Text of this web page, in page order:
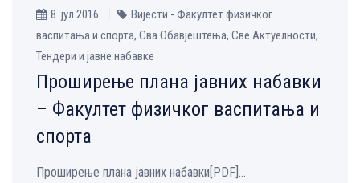
8. јул 2016.
Вијести - Факултет физичког
васпитања и спорта, Сва Обавјештења, Све Aктуелности,
Тендери и јавне набавке
Проширење плана јавних набавки
– Факултет физичког васпитања и
спорта
Проширење плана јавних набавки[PDF]...